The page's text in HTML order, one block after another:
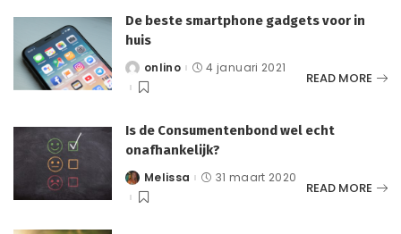
De beste smartphone gadgets voor in
huis
Posted
by
onlino 4 januari 2021
READ MORE
Is de Consumentenbond wel echt
onafhankelijk?
Posted
by
Melissa 31 maart 2020
READ MORE